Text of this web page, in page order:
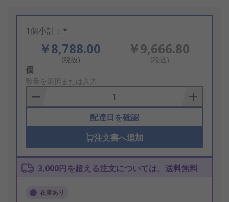
1個小計：*
￥8,788.00
(税抜)
￥9,666.80
(税込)
Add
to
Basket
個
数量を選択または入力
配達日を確認
注文書へ追加
3,000円を超える注文については、送料無料
在庫あり